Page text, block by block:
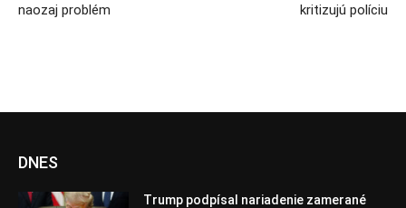
naozaj problém
kritizujú políciu
DNES
Trump podpísal nariadenie zamerané